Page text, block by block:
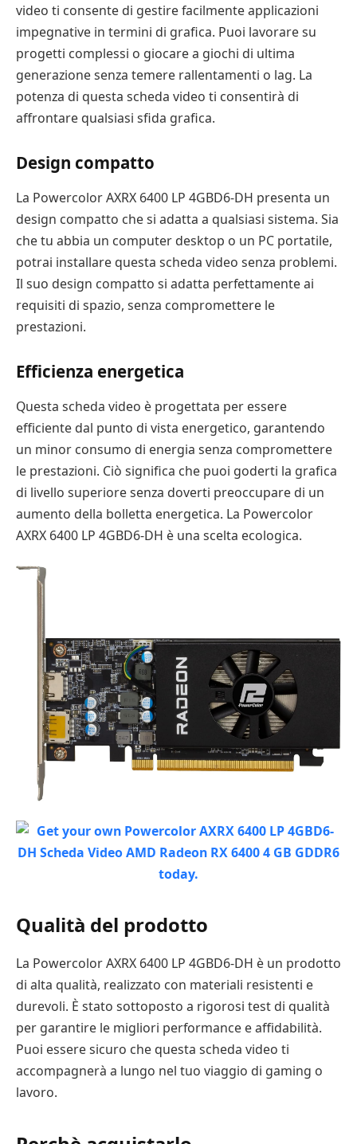
video ti consente di gestire facilmente applicazioni
impegnative in termini di grafica. Puoi lavorare su
progetti complessi o giocare a giochi di ultima
generazione senza temere rallentamenti o lag. La
potenza di questa scheda video ti consentirà di
affrontare qualsiasi sfida grafica.
Design compatto
La Powercolor AXRX 6400 LP 4GBD6-DH presenta un
design compatto che si adatta a qualsiasi sistema. Sia
che tu abbia un computer desktop o un PC portatile,
potrai installare questa scheda video senza problemi.
Il suo design compatto si adatta perfettamente ai
requisiti di spazio, senza compromettere le
prestazioni.
Efficienza energetica
Questa scheda video è progettata per essere
efficiente dal punto di vista energetico, garantendo
un minor consumo di energia senza compromettere
le prestazioni. Ciò significa che puoi goderti la grafica
di livello superiore senza doverti preoccupare di un
aumento della bolletta energetica. La Powercolor
AXRX 6400 LP 4GBD6-DH è una scelta ecologica.
Qualità del prodotto
La Powercolor AXRX 6400 LP 4GBD6-DH è un prodotto
di alta qualità, realizzato con materiali resistenti e
durevoli. È stato sottoposto a rigorosi test di qualità
per garantire le migliori performance e affidabilità.
Puoi essere sicuro che questa scheda video ti
accompagnerà a lungo nel tuo viaggio di gaming o
lavoro.